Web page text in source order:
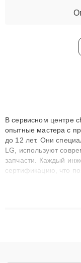
В сервисном центре
опытные мастера с
до 12 лет. Они
LG, используют
запчасти. Каждый
сертификацию, что
до 3 лет. Наши